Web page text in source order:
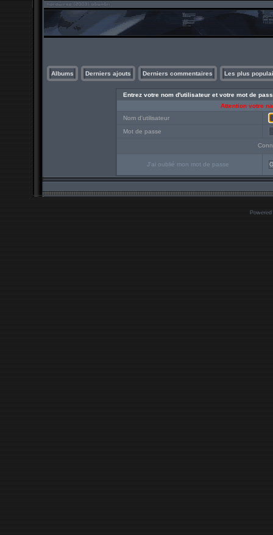
Albums Derniers ajouts Derniers commentaires Les plus
Entrez votre nom d'utilisateur et votre mot de
Attention votre
Nom d'utilisateur
Mot de passe
J'ai oublié mon mot de passe